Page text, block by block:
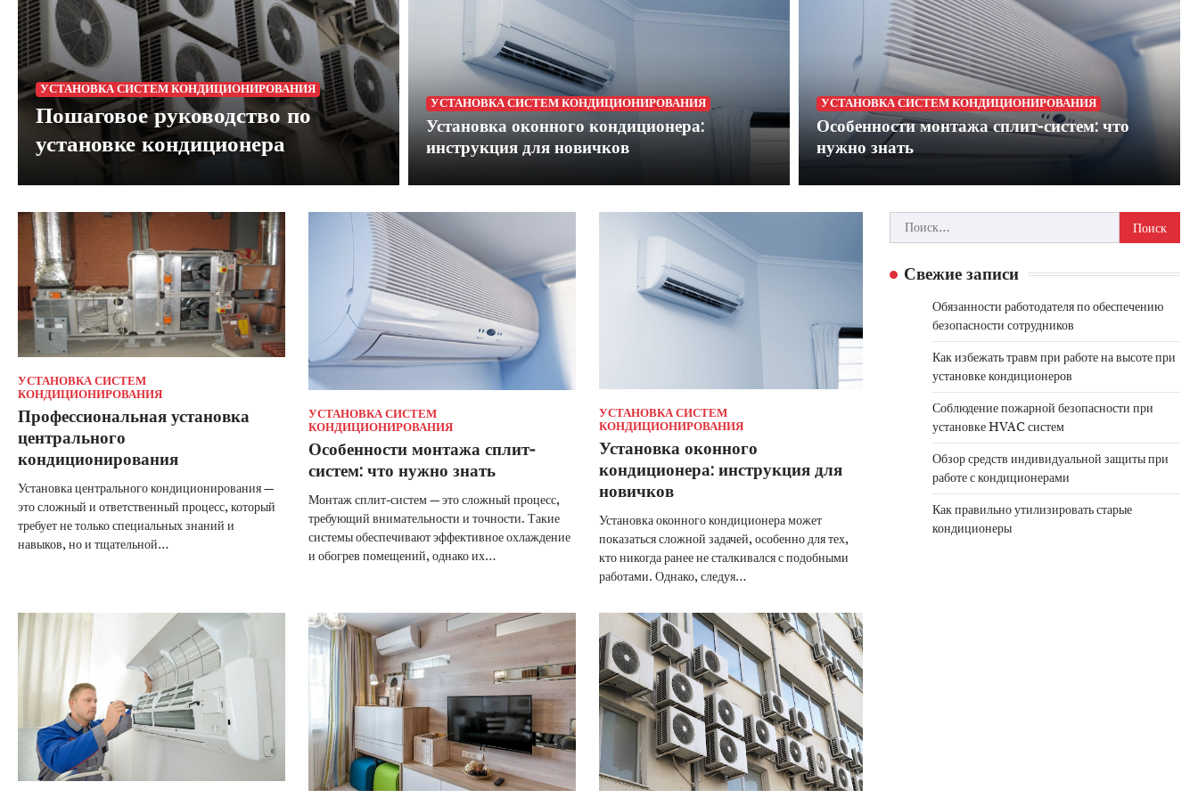
УСТАНОВКА СИСТЕМ КОНДИЦИОНИРОВАНИЯ
Пошаговое руководство по
установке кондиционера
УСТАНОВКА СИСТЕМ КОНДИЦИОНИРОВАНИЯ
Установка оконного кондиционера:
инструкция для новичков
УСТАНОВКА СИСТЕМ КОНДИЦИОНИРОВАНИЯ
Особенности монтажа сплит-систем: что
нужно знать
УСТАНОВКА СИСТЕМ
КОНДИЦИОНИРОВАНИЯ
Профессиональная установка
центрального
кондиционирования
Установка центрального кондиционирования —
это сложный и ответственный процесс, который
требует не только специальных знаний и
навыков, но и тщательной…
УСТАНОВКА СИСТЕМ
КОНДИЦИОНИРОВАНИЯ
Особенности монтажа сплит-
систем: что нужно знать
Монтаж сплит-систем — это сложный процесс,
требующий внимательности и точности. Такие
системы обеспечивают эффективное охлаждение
и обогрев помещений, однако их…
УСТАНОВКА СИСТЕМ
КОНДИЦИОНИРОВАНИЯ
Установка оконного
кондиционера: инструкция для
новичков
Установка оконного кондиционера может
показаться сложной задачей, особенно для тех,
кто никогда ранее не сталкивался с подобными
работами. Однако, следуя…
Найти:
Свежие записи
Обязанности работодателя по обеспечению
безопасности сотрудников
Как избежать травм при работе на высоте при
установке кондиционеров
Соблюдение пожарной безопасности при
установке HVAC систем
Обзор средств индивидуальной защиты при
работе с кондиционерами
Как правильно утилизировать старые
кондиционеры